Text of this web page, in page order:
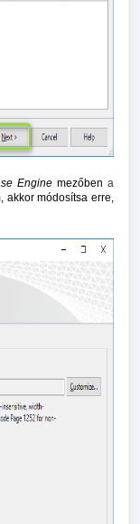
Enginemezőbena
akkor módosítsa erre,